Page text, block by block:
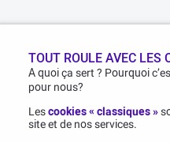
TOUT ROULE AVEC LES
A quoi ça sert ? Pourquoi
pour nous?
Lescookies « classiques »
site et de nos services.